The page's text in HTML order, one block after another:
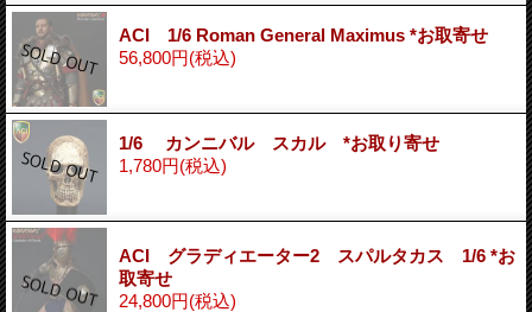
ACI 1/6 Roman General Maximus *お取寄せ
56,800円(税込)
1/6 カンニバル スカル *お取り寄せ
1,780円(税込)
ACI グラディエーター2 スパルタカス 1/6 *お
取寄せ
24,800円(税込)